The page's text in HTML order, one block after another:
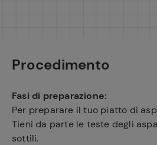
Procedimento
Fasi di preparazione:
Per preparare il tuo piatto di
Tieni da parte le teste degli
sottili.